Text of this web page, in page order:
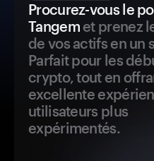
Procurez-vous le
Tangemet prenez
de vos actifs en un
Parfait pour les
crypto, tout en
excellente
utilisateurs plus
expérimentés.